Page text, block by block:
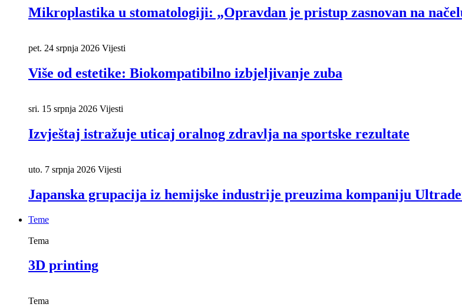
Mikroplastika u stomatologiji: „Opravdan je pristup zasnovan na
pet. 24 srpnja 2026 Vijesti
Više od estetike: Biokompatibilno izbjeljivanje zuba
sri. 15 srpnja 2026 Vijesti
Izvještaj istražuje uticaj oralnog zdravlja na sportske rezultate
uto. 7 srpnja 2026 Vijesti
Japanska grupacija iz hemijske industrije preuzima kompaniju
Teme
Tema
3D printing
Tema